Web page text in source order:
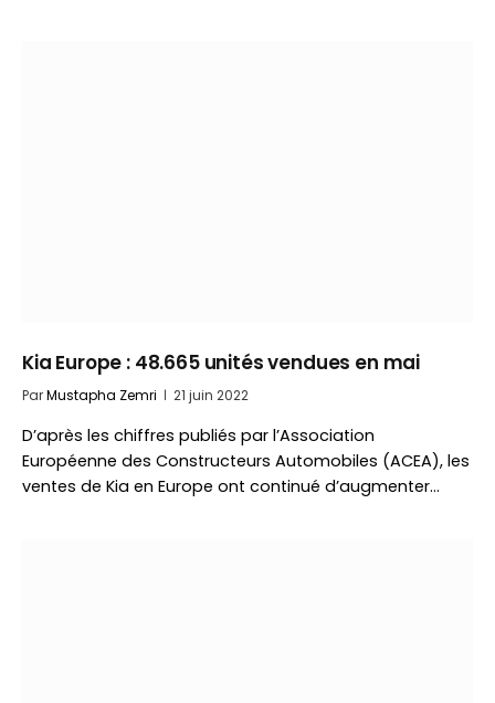
Kia Europe : 48.665 unités vendues en mai
ParMustapha Zemri 21 juin 2022
D’après les chiffres publiés par l’Association
Européenne des Constructeurs Automobiles (ACEA), les
ventes de Kia en Europe ont continué d’augmenter…